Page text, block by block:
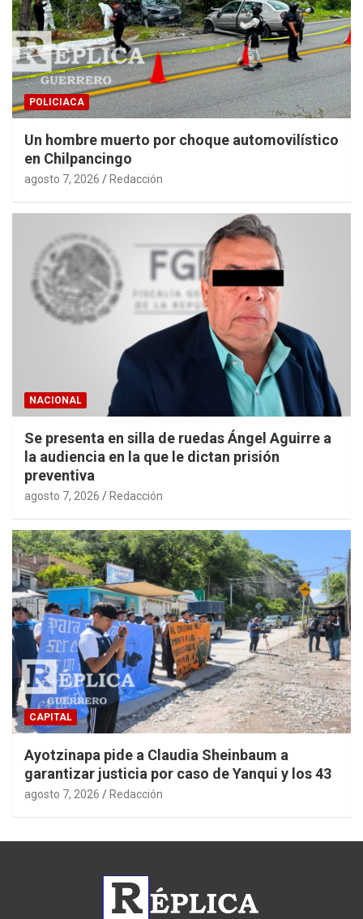
POLICIACA
Un hombre muerto por choque automovilístico
en Chilpancingo
agosto 7, 2026 Redacción
NACIONAL
Se presenta en silla de ruedas Ángel Aguirre a
la audiencia en la que le dictan prisión
preventiva
agosto 7, 2026 Redacción
CAPITAL
Ayotzinapa pide a Claudia Sheinbaum a
garantizar justicia por caso de Yanqui y los 43
agosto 7, 2026 Redacción